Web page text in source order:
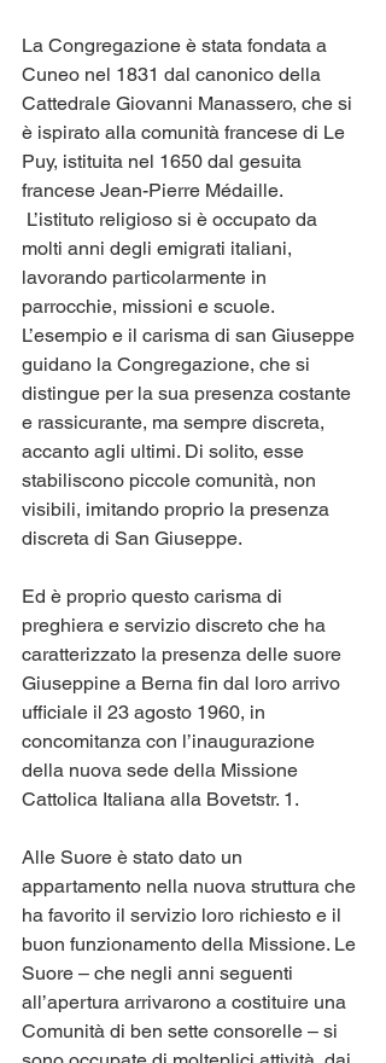
La Congregazione è stata fondata a
Cuneo nel 1831 dal canonico della
Cattedrale Giovanni Manassero, che si
è ispirato alla comunità francese di Le
Puy, istituita nel 1650 dal gesuita
francese Jean-Pierre Médaille.
L’istituto religioso si è occupato da
molti anni degli emigrati italiani,
lavorando particolarmente in
parrocchie, missioni e scuole.
L’esempio e il carisma di san Giuseppe
guidano la Congregazione, che si
distingue per la sua presenza costante
e rassicurante, ma sempre discreta,
accanto agli ultimi. Di solito, esse
stabiliscono piccole comunità, non
visibili, imitando proprio la presenza
discreta di San Giuseppe.
Ed è proprio questo carisma di
preghiera e servizio discreto che ha
caratterizzato la presenza delle suore
Giuseppine a Berna fin dal loro arrivo
ufficiale il 23 agosto 1960, in
concomitanza con l’inaugurazione
della nuova sede della Missione
Cattolica Italiana alla Bovetstr. 1.
Alle Suore è stato dato un
appartamento nella nuova struttura che
ha favorito il servizio loro richiesto e il
buon funzionamento della Missione. Le
Suore – che negli anni seguenti
all’apertura arrivarono a costituire una
Comunità di ben sette consorelle – si